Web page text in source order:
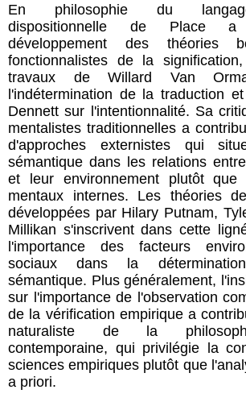
En philosophie du
dispositionnelle de Place
développement des théories
fonctionnalistes de la
travaux de Willard Van
l'indétermination de la traduction
Dennett sur l'intentionnalité. Sa
mentalistes traditionnelles a
d'approches externistes qui
sémantique dans les relations
et leur environnement plutôt
mentaux internes. Les théories
développées par Hilary Putnam,
Millikan s'inscrivent dans cette
l'importance des facteurs
sociaux dans la
sémantique. Plus généralement,
sur l'importance de l'observation
de la vérification empirique a
naturaliste de la
contemporaine, qui privilégie la
sciences empiriques plutôt que
a priori.